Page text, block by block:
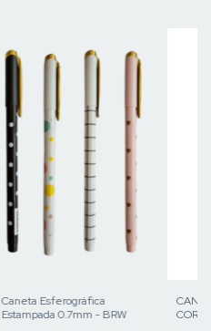
Caneta Esferográfica
Estampada 0.7mm - BRW
COR